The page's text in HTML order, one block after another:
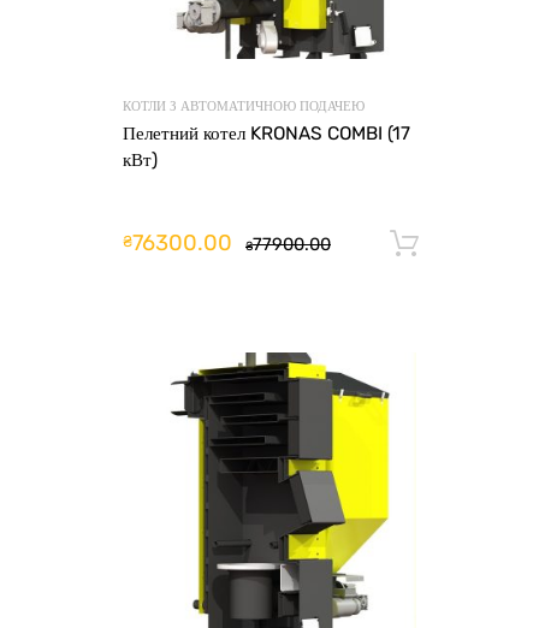
КОТЛИ З АВТОМАТИЧНОЮ ПОДАЧЕЮ
Пелетний котел KRONAS COMBI (17
кВт)
₴77900.00
₴76300.00